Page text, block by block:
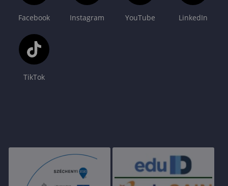
Facebook Instagram YouTube LinkedIn
TikTok